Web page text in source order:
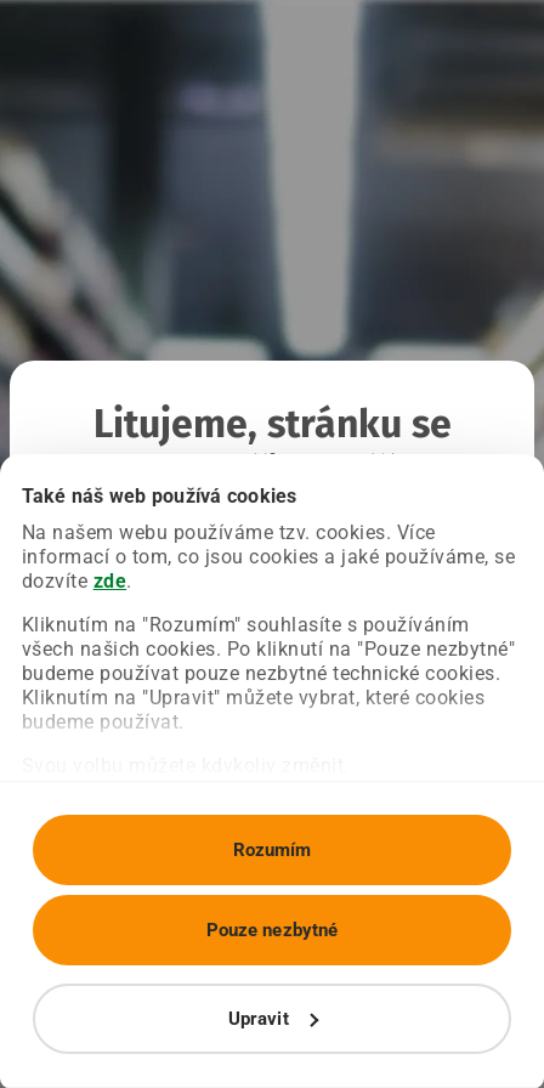
Také náš web používá cookies
Na našem webu používáme tzv. cookies. Více
informací o tom, co jsou cookies a jaké používáme, se
dozvíte zde.
Kliknutím na "Rozumím" souhlasíte s používáním
všech našich cookies. Po kliknutí na "Pouze nezbytné"
budeme používat pouze nezbytné technické cookies.
Kliknutím na "Upravit" můžete vybrat, které cookies
budeme používat.
Rozumím
Upravit
Pouze nezbytné
Litujeme, stránku se
Chyba nastala na naší straně a už ji opravujeme.
Zkuste prosím znovu načíst požadovanou stránku.
Obnovit stránku Úvodní strana